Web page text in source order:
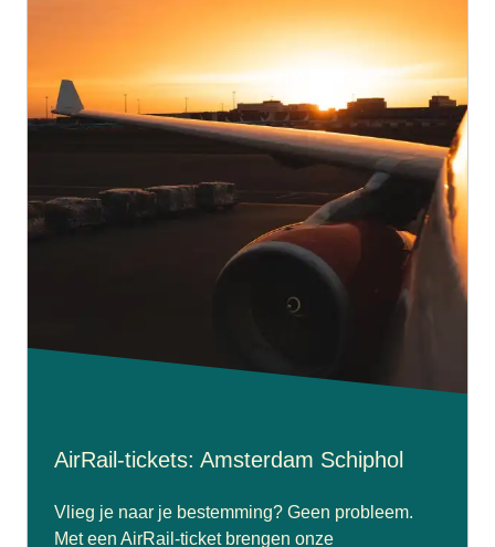
AirRail-tickets: Amsterdam Schiphol
Vlieg je naar je bestemming? Geen probleem.
Met een AirRail-ticket brengen onze